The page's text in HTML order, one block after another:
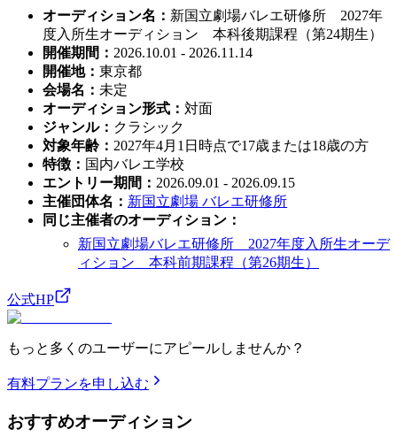
オーディション名 ： 新国立劇場バレエ研修所 2027年
度入所生オーディション 本科後期課程（第24期生）
開催期間 ： 2026.10.01 - 2026.11.14
開催地： 東京都
会場名 ： 未定
オーディション形式 ： 対面
ジャンル： クラシック
対象年齢 ： 2027年4月1日時点で17歳または18歳の方
特徴 ： 国内バレエ学校
エントリー期間 ： 2026.09.01 - 2026.09.15
主催団体名 ： 新国立劇場 バレエ研修所
同じ主催者のオーディション ：
新国立劇場バレエ研修所 2027年度入所生オーデ
ィション 本科前期課程（第26期生）
公式HP
もっと多くのユーザーにアピールしませんか？
有料プランを申し込む
おすすめオーディション